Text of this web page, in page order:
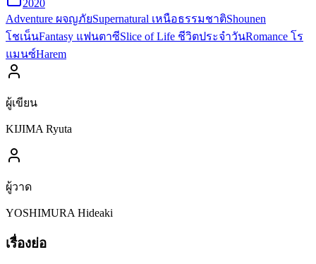
2020
Adventure ผจญภัยSupernatural เหนือธรรมชาติShounen
โชเน็นFantasy แฟนตาซีSlice of Life ชีวิตประจำวันRomance โร
แมนซ์Harem
ผู้เขียน
KIJIMA Ryuta
ผู้วาด
YOSHIMURA Hideaki
เรื่องย่อ